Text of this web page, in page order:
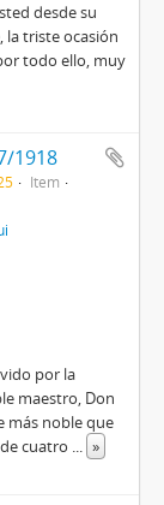
desde su
la triste ocasión
todo ello, muy
1918
Item
por la
maestro, Don
más noble que
cuatro ... »